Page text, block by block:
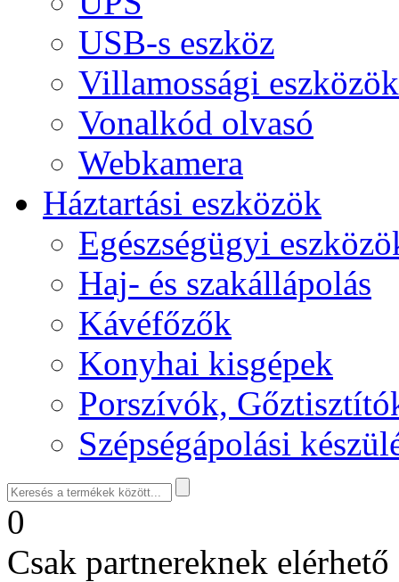
USB-s eszköz
Villamossági eszközök
Vonalkód olvasó
Webkamera
Háztartási eszközök
Egészségügyi
Haj- és szakállápolás
Kávéfőzők
Konyhai kisgépek
Porszívók,
Szépségápolási
0
Csak partnereknek